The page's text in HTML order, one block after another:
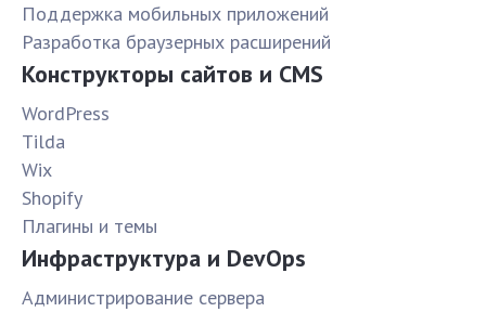
Поддержка мобильных приложений
Разработка браузерных расширений
Конструкторы сайтов и CMS
WordPress
Tilda
Wix
Shopify
Плагины и темы
Инфраструктура и DevOps
Администрирование сервера